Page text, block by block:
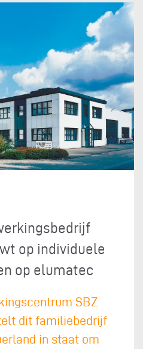
op individuele
op elumatec
SBZ
dit familiebedrijf
in staat om